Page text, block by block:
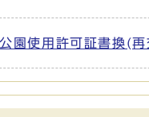
園使用許可証書換(